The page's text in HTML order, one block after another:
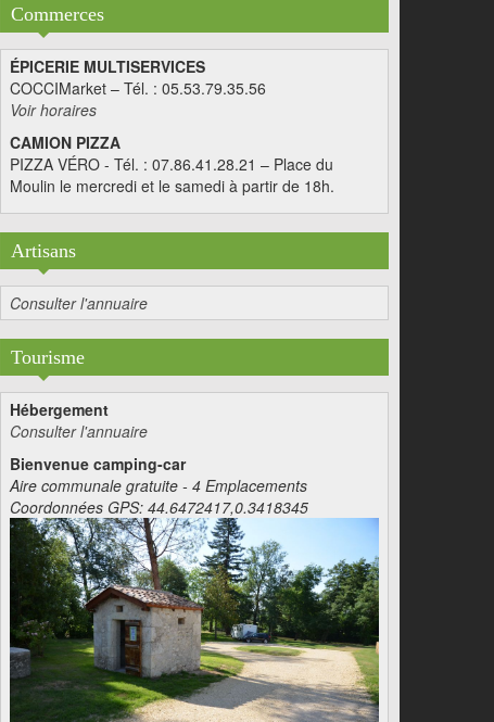
Commerces
ÉPICERIE MULTISERVICES
COCCIMarket – Tél. : 05.53.79.35.56
Voir horaires
CAMION PIZZA
PIZZA VÉRO - Tél. : 07.86.41.28.21 – Place du
Moulin le mercredi et le samedi à partir de 18h.
Artisans
Consulter l'annuaire
Tourisme
Hébergement
Consulter l'annuaire
Bienvenue camping-car
Aire communale gratuite - 4 Emplacements
Coordonnées GPS: 44.6472417,0.3418345